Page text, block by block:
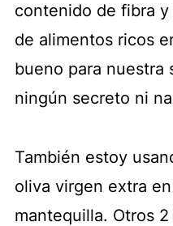
contenido de fibra
de alimentos ricos
bueno para nuestra
ningún secreto ni
También estoy
oliva virgen extra
mantequilla. Otros